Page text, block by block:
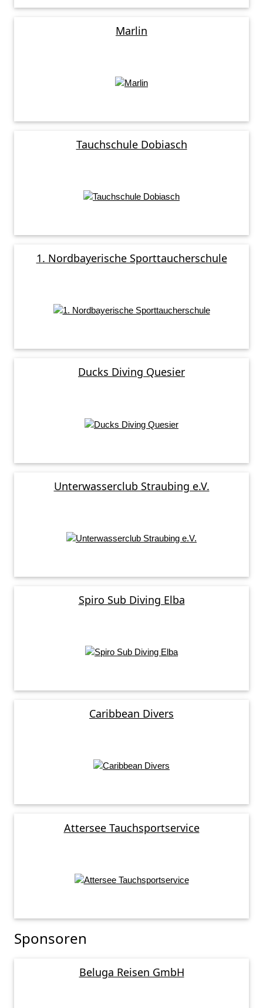
Marlin
Tauchschule Dobiasch
1. Nordbayerische Sporttaucherschule
Ducks Diving Quesier
Unterwasserclub Straubing e.V.
Spiro Sub Diving Elba
Caribbean Divers
Attersee Tauchsportservice
Sponsoren
Beluga Reisen GmbH